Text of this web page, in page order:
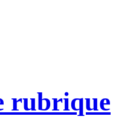
rubrique